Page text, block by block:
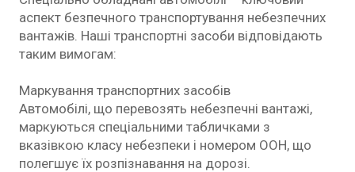
аспект безпечного транспортування небезпечних
вантажів. Наші транспортні засоби відповідають
таким вимогам:
Маркування транспортних засобів
Автомобілі, що перевозять небезпечні вантажі,
маркуються спеціальними табличками з
вказівкою класу небезпеки і номером ООН, що
полегшує їх розпізнавання на дорозі.